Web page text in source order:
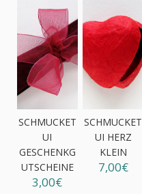
SCHMUCKET
UI
GESCHENKG
UTSCHEINE
3,00€
SCHMUCKET
UI HERZ
KLEIN
7,00€